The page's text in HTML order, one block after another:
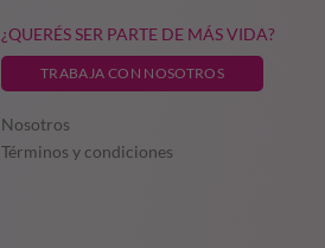
¿QUERÉS SER PARTE DE MÁS VIDA?
TRABAJA CON NOSOTROS
Nosotros
Términos y condiciones